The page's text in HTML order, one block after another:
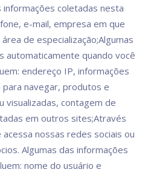
informações coletadas nesta
e-mail, empresa em que
de especialização;Algumas
automaticamente quando você
endereço IP, informações
navegar, produtos e
visualizadas, contagem de
em outros sites;Através
nossas redes sociais ou
Algumas das informações
nome do usuário e